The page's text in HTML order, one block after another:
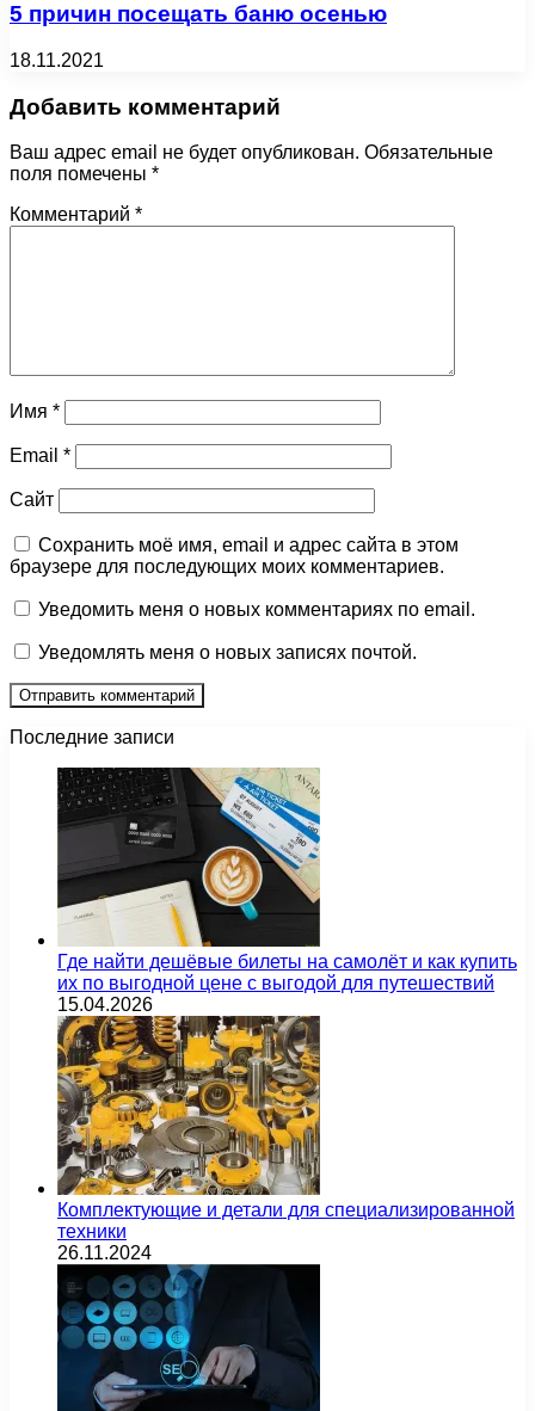
5 причин посещать баню осенью
18.11.2021
Добавить комментарий
Ваш адрес email не будет опубликован. Обязательные
поля помечены *
Комментарий *
Имя *
Email *
Сайт
Сохранить моё имя, email и адрес сайта в этом
браузере для последующих моих комментариев.
Уведомить меня о новых комментариях по email.
Уведомлять меня о новых записях почтой.
Последние записи
Где найти дешёвые билеты на самолёт и как купить
их по выгодной цене с выгодой для путешествий
15.04.2026
Комплектующие и детали для специализированной
техники
26.11.2024